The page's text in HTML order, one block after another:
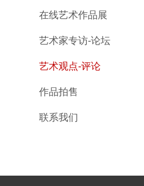
在线艺术作品展
艺术家专访-论坛
艺术观点-评论
作品拍售
联系我们